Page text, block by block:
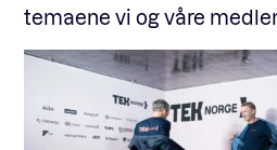
temaene vi og våre